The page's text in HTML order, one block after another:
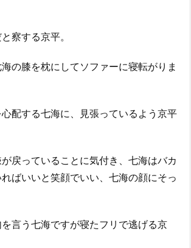
察する京平。
の膝を枕にしてソファーに寝転がりま
配する七海に、見張っているよう京平
戻っていることに気付き、七海はバカ
ばいいと笑顔でいい、七海の顔にそっ
言う七海ですが寝たフリで逃げる京